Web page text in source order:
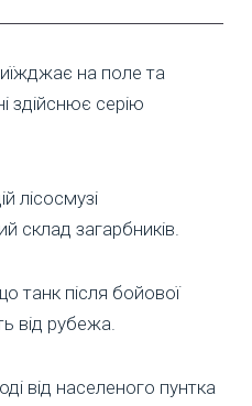
на поле та
здійснює серію
лісосмузі
склад загарбників.
танк після бойової
від рубежа.
від населеного пунтка